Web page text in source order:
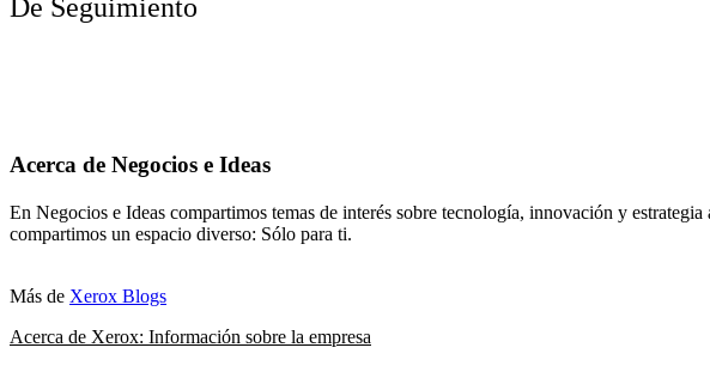
De Seguimiento
Acerca de Negocios e Ideas
En Negocios e Ideas compartimos temas de interés sobre tecnología, innovación y
compartimos un espacio diverso: Sólo para ti.
Más de Xerox Blogs
Acerca de Xerox: Información sobre la empresa